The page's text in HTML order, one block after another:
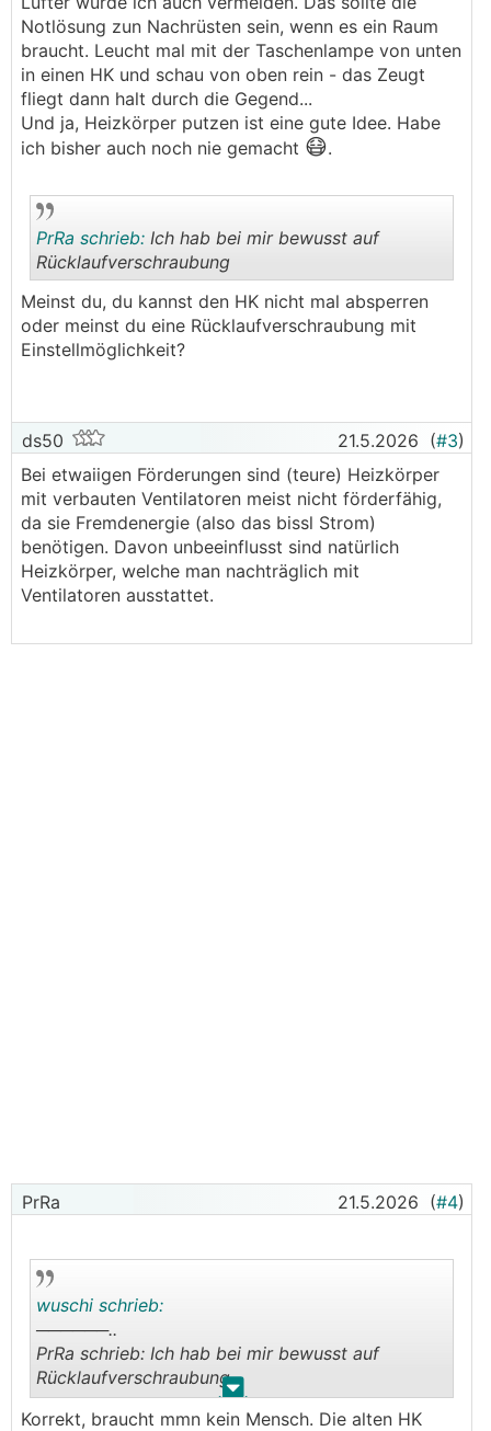
Notlösung zun Nachrüsten sein, wenn es ein Raum
braucht. Leucht mal mit der Taschenlampe von unten
in einen HK und schau von oben rein - das Zeugt
fliegt dann halt durch die Gegend...
Und ja, Heizkörper putzen ist eine gute Idee. Habe
ich bisher auch noch nie gemacht 😷.
..
PrRa schrieb: Ich hab bei mir bewusst auf
Rücklaufverschraubung
Meinst du, du kannst den HK nicht mal absperren
oder meinst du eine Rücklaufverschraubung mit
Einstellmöglichkeit?
ds50 21.5.2026 (#3)
Bei etwaiigen Förderungen sind (teure) Heizkörper
mit verbauten Ventilatoren meist nicht förderfähig,
da sie Fremdenergie (also das bissl Strom)
benötigen. Davon unbeeinflusst sind natürlich
Heizkörper, welche man nachträglich mit
Ventilatoren ausstattet.
PrRa 21.5.2026 (#4)
. .
wuschi schrieb:
──────..
PrRa schrieb: Ich hab bei mir bewusst auf
Rücklaufverschraubung
───────────────
Korrekt, braucht mmn kein Mensch. Die alten HK